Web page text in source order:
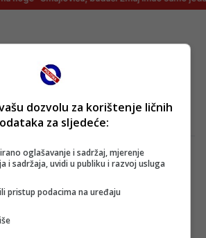
prvenstvo, osiguran TV prijenos
reprezentacija Bosne i
dozvolu za korištenje ličnih
za sljedeće:
oglašavanje i sadržaj, mjerenje
i sadržaja, uvidi u publiku i razvoj usluga
pristup podacima na uređaju